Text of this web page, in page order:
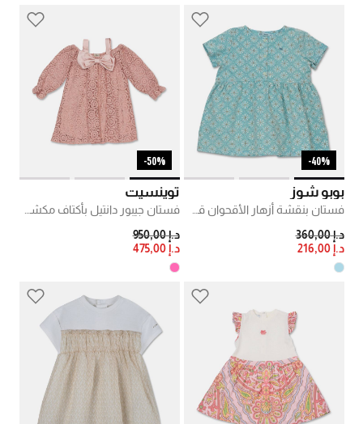
40%-
بوبو شوز
PRICE REDUCED FROM
د.إ 360,00
TO
د.إ 216,00
50%-
توينسيت
PRICE REDUCED FROM
د.إ 950,00
TO
د.إ 475,00